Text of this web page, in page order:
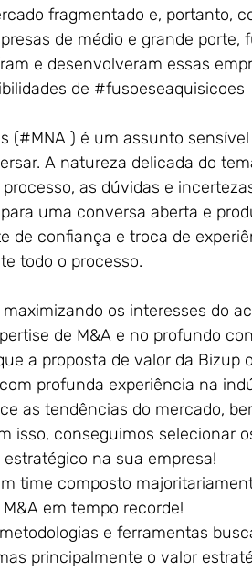
fragmentado e, portanto,
de médio e grande porte,
e desenvolveram essas
de #fusoeseaquisicoes
(#MNA ) é um assunto
A natureza delicada do
as dúvidas e
uma conversa aberta e
de confiança e troca de
todo o processo.
os interesses do
de M&A e no profundo
a proposta de valor da Bizup
profunda experiência na
as tendências do mercado,
isso, conseguimos selecionar
na sua empresa!
time composto
em tempo recorde!
e ferramentas
principalmente o valor